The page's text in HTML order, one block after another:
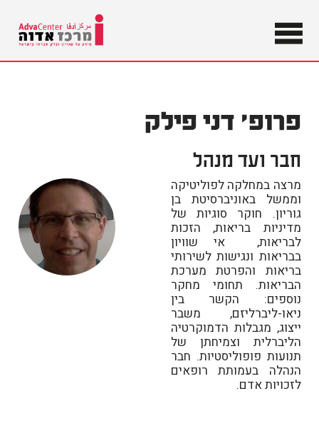
מרכז
מידע על
שוויון וצדק
חברתי
פרופ' דני פילק
חבר ועד מנהל
מרצה במחלקה לפוליטיקה
וממשל באוניברסיטת בן
גוריון. חוקר סוגיות של
מדיניות בריאות, הזכות
לבריאות, אי שוויון
בבריאות ונגישות לשירותי
בריאות והפרטת מערכת
הבריאות. תחומי מחקר
נוספים: הקשר בין
ניאו-ליברליזם, משבר
ייצוג, מגבלות הדמוקרטיה
הליברלית וצמיחתן של
תנועות פופוליסטיות. חבר
הנהלה בעמותת רופאים
לזכויות אדם.